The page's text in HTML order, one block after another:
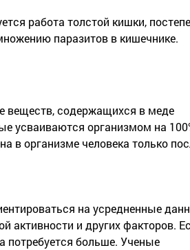
работа толстой кишки,
паразитов в кишечнике.
веществ, содержащихся в меде
усваиваются организмом на
в организме человека только
на усредненные
активности и других факторов.
потребуется больше. Ученые